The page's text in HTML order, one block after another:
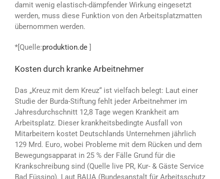
damit wenig elastisch-dämpfender Wirkung eingesetzt
werden, muss diese Funktion von den Arbeitsplatzmatten
übernommen werden.
*[Quelle:produktion.de]
Kosten durch kranke Arbeitnehmer
Das „Kreuz mit dem Kreuz“ ist vielfach belegt: Laut einer
Studie der Burda-Stiftung fehlt jeder Arbeitnehmer im
Jahresdurchschnitt 12,8 Tage wegen Krankheit am
Arbeitsplatz. Dieser krankheitsbedingte Ausfall von
Mitarbeitern kostet Deutschlands Unternehmen jährlich
129 Mrd. Euro, wobei Probleme mit dem Rücken und dem
Bewegungsapparat in 25 % der Fälle Grund für die
Krankschreibung sind (Quelle live PR, Kur- & Gäste Service
Bad Füssing). Laut BAUA (Bundesanstalt für Arbeitsschutz